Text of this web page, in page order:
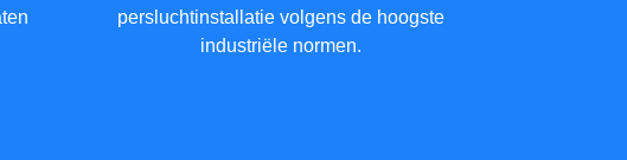
persluchtinstallatie volgens de hoogste
industriële normen.